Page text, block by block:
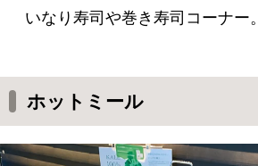
いなり寿司や巻き寿司コーナー。
ホットミール